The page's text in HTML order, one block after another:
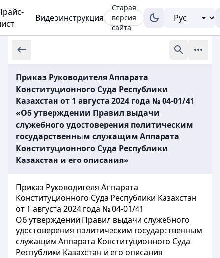
Видеоинструкция
Старая
версия
сайта
Приказ Руководителя Аппарата
Конституционного Суда Республики
Казахстан от 1 августа 2024 года № 04-01/41
«Об утверждении Правил выдачи
служебного удостоверения политическим
государственным служащим Аппарата
Конституционного Суда Республики
Казахстан и его описания»
Приказ Руководителя Аппарата
Конституционного Суда Республики Казахстан
от 1 августа 2024 года № 04-01/41
Об утверждении Правил выдачи служебного
удостоверения политическим государственным
служащим Аппарата Конституционного Суда
Республики Казахстан и его описания